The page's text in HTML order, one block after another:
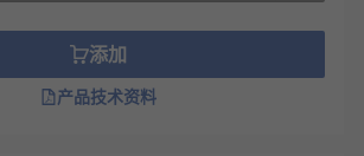
添加
产品技术资料